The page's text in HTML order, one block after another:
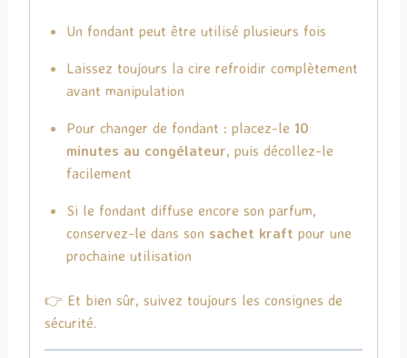
Un fondant peut être utilisé plusieurs fois
Laissez toujours la cire refroidir complètement
avant manipulation
Pour changer de fondant : placez-le 10
minutes au congélateur, puis décollez-le
facilement
Si le fondant diffuse encore son parfum,
conservez-le dans son sachet kraft pour une
prochaine utilisation
👉 Et bien sûr, suivez toujours les consignes de
sécurité.